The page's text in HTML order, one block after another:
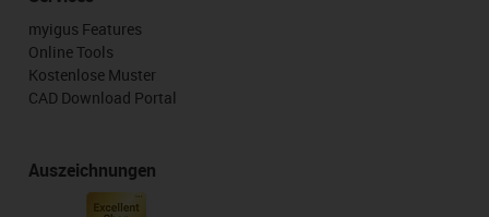
myigus Features
Online Tools
Kostenlose Muster
CAD Download Portal
Auszeichnungen